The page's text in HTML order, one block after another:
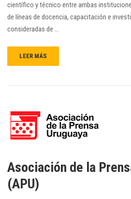
científico y técnico entre ambas
de líneas de docencia, capacitación e
consideradas de …
LEER MÁS
Asociación de la
(APU)